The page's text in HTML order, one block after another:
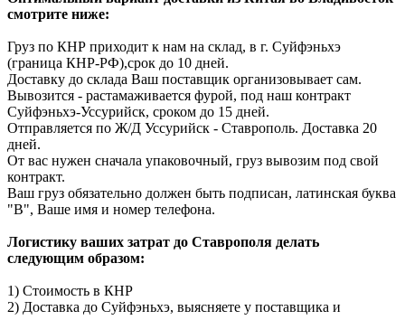
смотрите ниже:
Груз по КНР приходит к нам на склад, в г. Суйфэньхэ
(граница КНР-РФ),срок до 10 дней.
Доставку до склада Ваш поставщик организовывает сам.
Вывозится - растамаживается фурой, под наш контракт
Суйфэньхэ-Уссурийск, сроком до 15 дней.
Отправляется по Ж/Д Уссурийск - Ставрополь. Доставка 20
дней.
От вас нужен сначала упаковочный, груз вывозим под свой
контракт.
Ваш груз обязательно должен быть подписан, латинская буква
"В", Ваше имя и номер телефона.
Логистику ваших затрат до Ставрополя делать
следующим образом:
1) Стоимость в КНР
2) Доставка до Суйфэньхэ, выясняете у поставщика и